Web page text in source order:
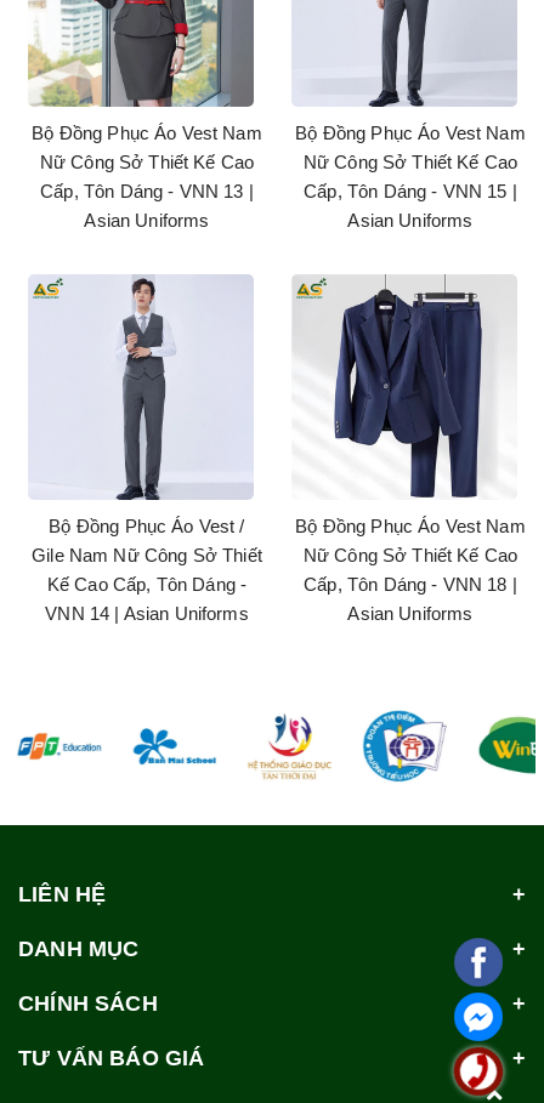
Bộ Đồng Phục Áo Vest Nam
Nữ Công Sở Thiết Kế Cao
Cấp, Tôn Dáng - VNN 13 |
Asian Uniforms
Bộ Đồng Phục Áo Vest /
Gile Nam Nữ Công Sở Thiết
Kế Cao Cấp, Tôn Dáng -
VNN 14 | Asian Uniforms
Bộ Đồng Phục Áo Vest Nam
Nữ Công Sở Thiết Kế Cao
Cấp, Tôn Dáng - VNN 15 |
Asian Uniforms
Bộ Đồng Phục Áo Vest Nam
Nữ Công Sở Thiết Kế Cao
Cấp, Tôn Dáng - VNN 18 |
Asian Uniforms
LIÊN HỆ
DANH MỤC
CHÍNH SÁCH
TƯ VẤN BÁO GIÁ